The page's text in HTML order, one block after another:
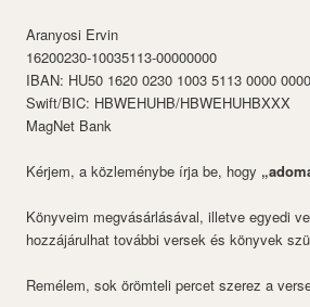
Aranyosi Ervin
16200230-10035113-00000000
IBAN: HU50 1620 0230 1003 5113 0000 0000
Swift/BIC: HBWEHUHB/HBWEHUHBXXX
MagNet Bank
Kérjem, a közleménybe írja be, hogy
Könyveim megvásárlásával, illetve egyedi
hozzájárulhat további versek és könyvek
Remélem, sok örömteli percet szerez a